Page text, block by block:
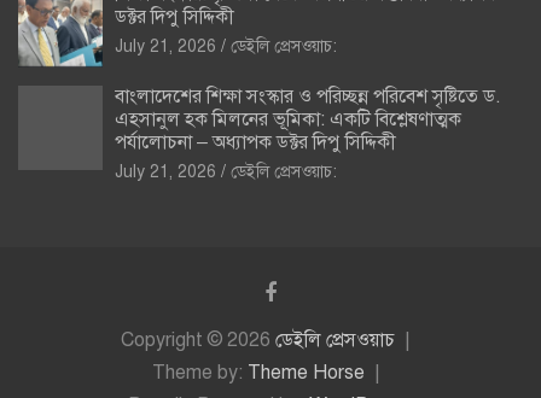
ডক্টর দিপু সিদ্দিকী
July 21, 2026 ডেইলি প্রেসওয়াচ:
বাংলাদেশের শিক্ষা সংস্কার ও পরিচ্ছন্ন পরিবেশ সৃষ্টিতে ড.
এহসানুল হক মিলনের ভূমিকা: একটি বিশ্লেষণাত্মক
পর্যালোচনা – অধ্যাপক ডক্টর দিপু সিদ্দিকী
July 21, 2026 ডেইলি প্রেসওয়াচ:
Copyright © 2026 ডেইলি প্রেসওয়াচ
Theme by: Theme Horse